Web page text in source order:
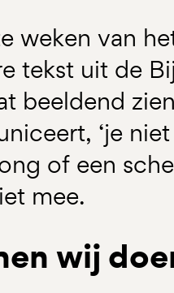
weken van
tekst uit de
beeldend
‘je
of een
mee.
wij